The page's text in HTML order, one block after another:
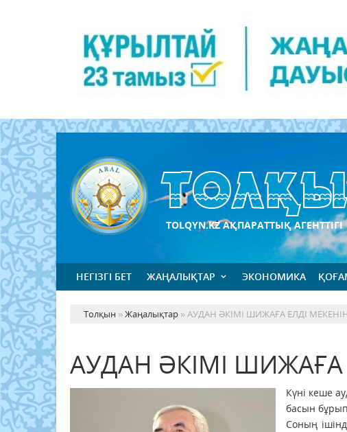
TOLQYN.KZ АҚПАРАТТЫҚ АГЕНТТІГІ
НЕГІЗГІ БЕТ ЖАҢАЛЫҚТАР ЭКОНОМИКА
Толқын »Жаңалықтар » АУДАН ӘКІМІ ШИЖАҒА ЕЛДІ
АУДАН ӘКІМІ
Күні кеше
басын
Соның